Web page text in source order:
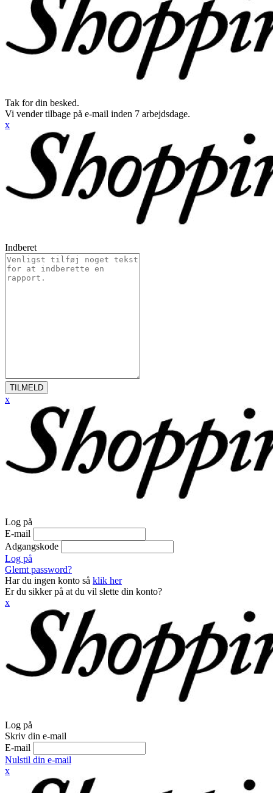
Tak for din besked.
Vi vender tilbage på e-mail inden 7 arbejdsdage.
x
Indberet
TILMELD
x
Log på
E-mail
Adgangskode
Log på
Glemt password?
Har du ingen konto så klik her
Er du sikker på at du vil slette din konto?
x
Log på
Skriv din e-mail
E-mail
Nulstil din e-mail
x